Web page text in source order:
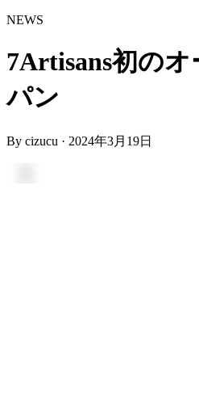
NEWS
7Artisans初の
パン
By cizucu · 2024年3月19日